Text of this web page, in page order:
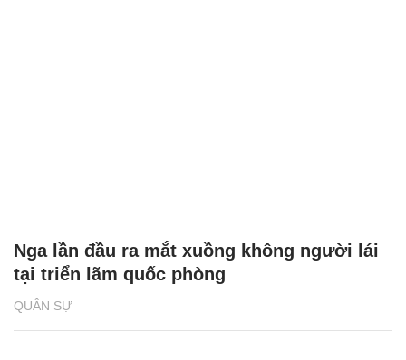
QUÂN SỰ
Nga lần đầu ra mắt xuồng không người lái
tại triển lãm quốc phòng